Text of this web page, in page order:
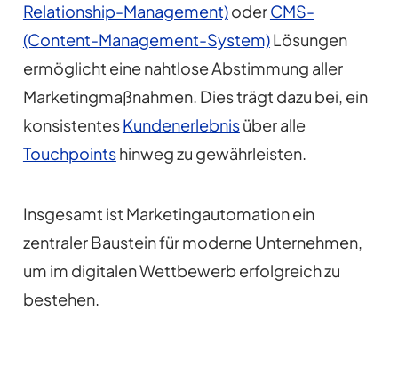
Relationship-Management)oderCMS-
(Content-Management-System)Lösungen
ermöglicht eine nahtlose Abstimmung aller
Marketingmaßnahmen. Dies trägt dazu bei, ein
konsistentesKundenerlebnisüber alle
Touchpointshinweg zu gewährleisten.
Insgesamt ist Marketingautomation ein
zentraler Baustein für moderne Unternehmen,
um im digitalen Wettbewerb erfolgreich zu
bestehen.